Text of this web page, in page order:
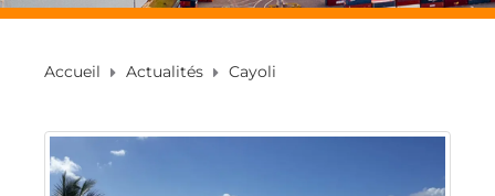
Accueil Actualités Cayoli